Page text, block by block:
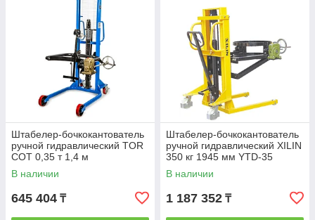
Штабелер-бочкокантователь
ручной гидравлический TOR
COT 0,35 т 1,4 м
В наличии
645 404 ₸
Штабелер-бочкокантователь
ручной гидравлический XILIN
350 кг 1945 мм YTD-35
В наличии
1 187 352 ₸